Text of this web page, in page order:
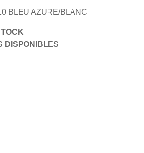
BLEU AZURE/BLANC
DISPONIBLES